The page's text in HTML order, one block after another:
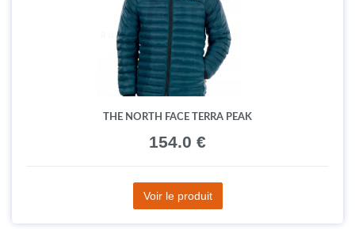
THE NORTH FACE TERRA PEAK
154.0 €
Voir le produit